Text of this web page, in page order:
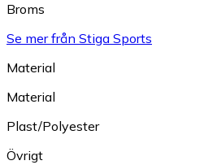
Broms
Se mer från Stiga Sports
Material
Material
Plast/Polyester
Övrigt